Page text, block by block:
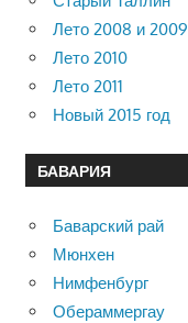
Лето 2008 и 2009
Лето 2010
Лето 2011
Новый 2015 год
БАВАРИЯ
Баварский рай
Мюнхен
Нимфенбург
Обераммергау